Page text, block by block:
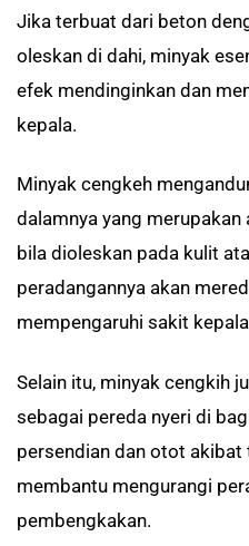
Jika terbuat dari beton
oleskan di dahi, minyak
efek mendinginkan dan
kepala.
Minyak cengkeh
dalamnya yang
bila dioleskan pada kulit
peradangannya akan
mempengaruhi sakit
Selain itu, minyak cengkih
sebagai pereda nyeri di
persendian dan otot akibat
membantu mengurangi
pembengkakan.